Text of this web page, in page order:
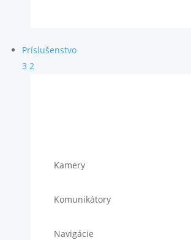
Príslušenstvo
3 2
Kamery
Komunikátory
Navigácie